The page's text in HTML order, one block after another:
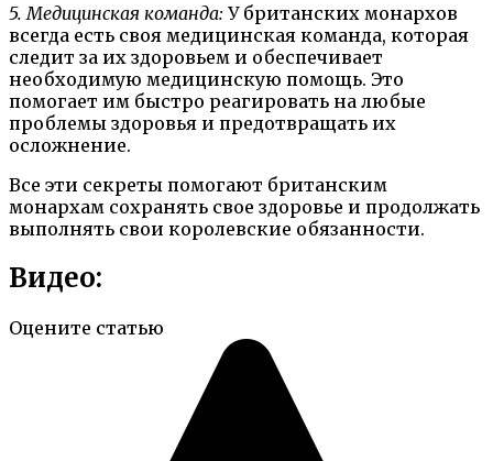
5. Медицинская команда: У британских монархов
всегда есть своя медицинская команда, которая
следит за их здоровьем и обеспечивает
необходимую медицинскую помощь. Это
помогает им быстро реагировать на любые
проблемы здоровья и предотвращать их
осложнение.
Все эти секреты помогают британским
монархам сохранять свое здоровье и продолжать
выполнять свои королевские обязанности.
Видео:
Оцените статью